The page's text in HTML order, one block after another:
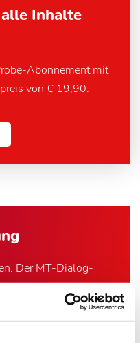
Der MT-Dialog-
Woche kostenfrei
News, aktuelle
Inhalte
Abonnement mit
von € 19,90.